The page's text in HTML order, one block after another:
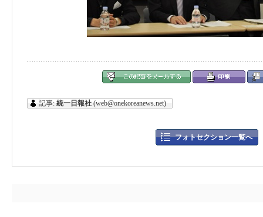
記事: 統一日報社 (web@onekoreanews.net)
フォトセクション一覧へ